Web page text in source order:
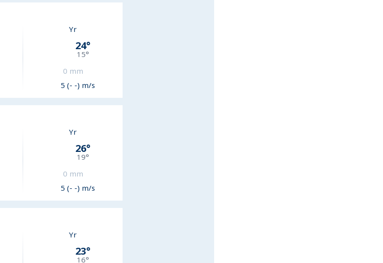
Yr
24°
15°
0 mm
5 (- -) m/s
Yr
26°
19°
0 mm
5 (- -) m/s
Yr
23°
16°